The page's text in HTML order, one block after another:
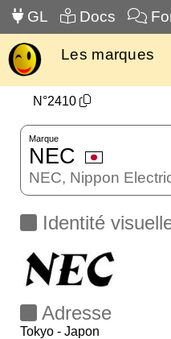
GL Docs
Les marques
N°2410
Marque
NEC
NEC, Nippon
Identité
Adresse
Tokyo - Japon